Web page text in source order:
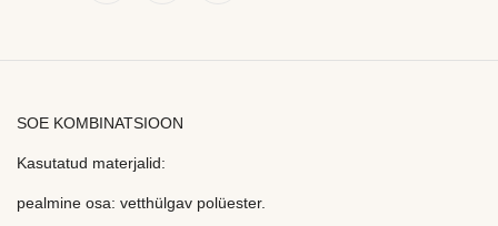
SOE KOMBINATSIOON
Kasutatud materjalid:
pealmine osa: vetthülgav polüester.